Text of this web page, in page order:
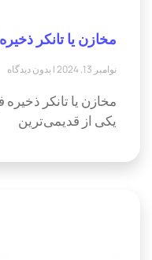
مخازن یا تانکر ذخیره
نوامبر 13, 2024 بدون دیدگاه
مخازن یا تانکر ذخیره
یکی از قدیمی‌ترین